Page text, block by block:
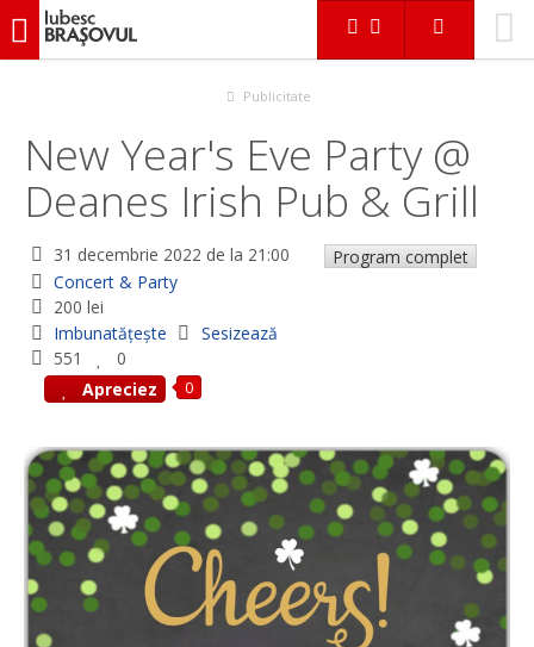
iubescbraşovul.ro
New Year's Eve Party @ Deanes Irish Pub & Grill
Publicitate
New Year's Eve Party @
Deanes Irish Pub & Grill
31 decembrie 2022 de la 21:00
Program complet
Concert & Party
200 lei
Imbunatățește
Sesizează
551
0
Apreciez
0